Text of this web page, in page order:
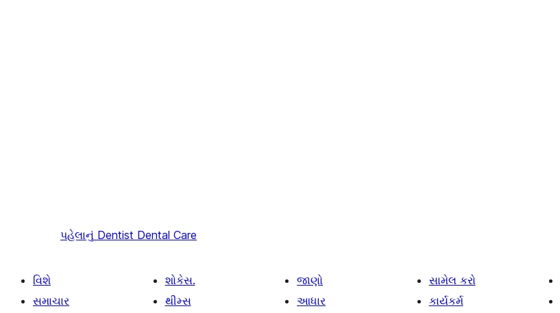
પહેલાનું Dentist Dental Care
વિશે
સમાચાર
શોકેસ.
થીમ્સ
જાણો
આધાર
સામેલ કરો
કાર્યકર્મ